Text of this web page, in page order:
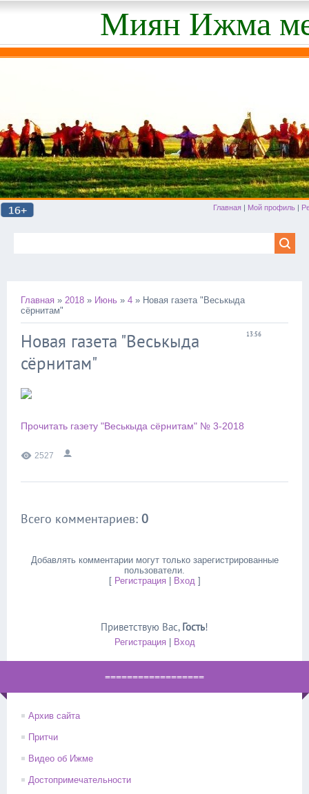
Миян Ижма
Главная | Мой профиль |
Главная » 2018 » Июнь » 4 » Новая газета "Веськыда
сёрнитам"
13:56
Новая газета "Веськыда
сёрнитам"
Прочитать газету "Веськыда сёрнитам" № 3-2018
2527
Всего комментариев: 0
Добавлять комментарии могут только зарегистрированные
пользователи.
[ Регистрация| Вход]
Приветствую Вас, Гость!
Регистрация| Вход
==================
Архив сайта
Притчи
Видео об Ижме
Достопримечательности